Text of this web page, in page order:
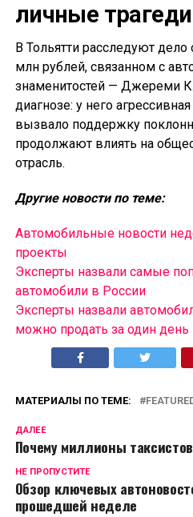
личные
В Тольятти расследуют
млн рублей, связанном с
знаменитостей — Джереми
диагнозе: у него
вызвало поддержку
продолжают влиять на
отрасль.
Другие новости по теме:
Автомобильные новости
проекты
Эксперты назвали самые
автомобили в России
Эксперты назвали
можно продать за один день
МАТЕРИАЛЫ ПО ТЕМЕ:
ДАЛЕЕ
Почему миллионы
НЕ ПРОПУСТИТЕ
Обзор ключевых
прошедшей неделе